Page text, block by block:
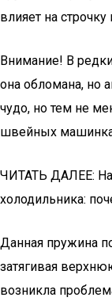
влияет на
Внимание! В
она обломана, но
чудо, но тем не
швейных
ЧИТАТЬ ДАЛЕЕ:
холодильника:
Данная пружина
затягивая
возникла